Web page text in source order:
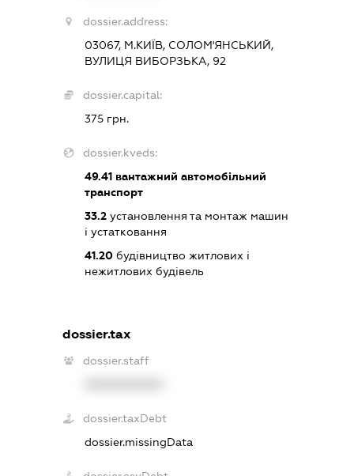
dossier.address:
03067, М.КИЇВ, СОЛОМ'ЯНСЬКИЙ,
ВУЛИЦЯ ВИБОРЗЬКА, 92
dossier.capital:
375 грн.
dossier.kveds:
49.41 вантажний автомобільний
транспорт
33.2 установлення та монтаж машин
і устатковання
41.20 будівництво житлових і
нежитлових будівель
dossier.tax
dossier.staff
dossier.taxDebt
dossier.missingData